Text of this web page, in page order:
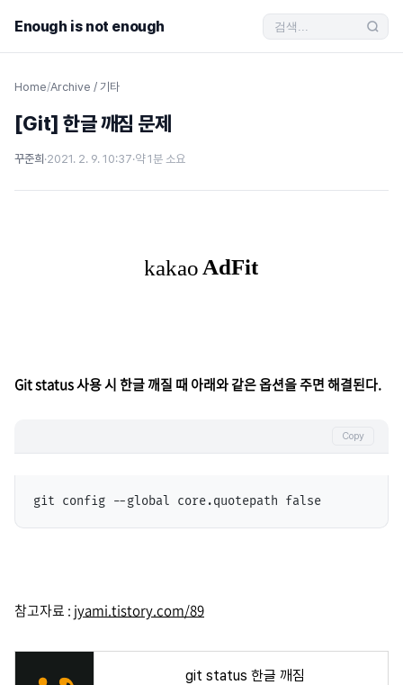
Enough is not enough
Home/Archive / 기타
[Git] 한글 깨짐 문제
꾸준희 ·2021. 2. 9. 10:37·약 1분 소요
Git status 사용 시 한글 깨질 때 아래와 같은 옵션을 주면 해결된다.
Copy
git config --global core.quotepath false
참고자료 : jyami.tistory.com/89
git status 한글 깨짐